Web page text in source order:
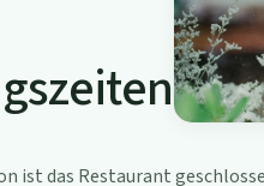
ist das Restaurant